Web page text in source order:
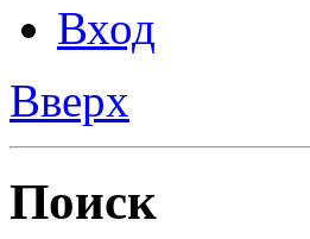
Вход
Вверх
Поиск